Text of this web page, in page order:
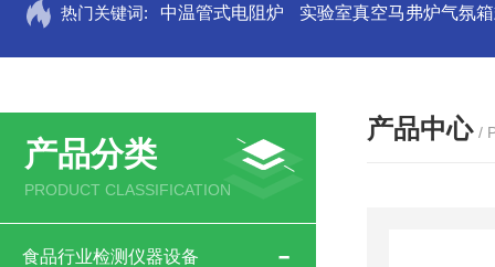
热门关键词: 中温管式电阻炉 实验室真空马弗炉气氛
产品分类
PRODUCT CLASSIFICATION
食品行业检测仪器设备
产品中心 /